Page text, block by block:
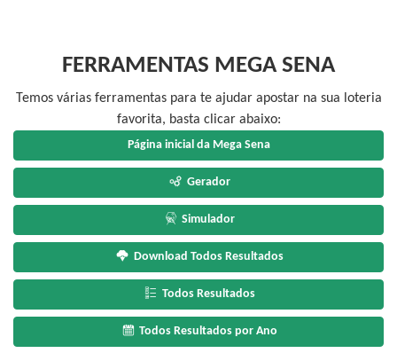
FERRAMENTAS MEGA SENA
Temos várias ferramentas para te ajudar apostar na sua loteria
favorita, basta clicar abaixo:
Página inicial da Mega Sena
Gerador
Simulador
Download Todos Resultados
Todos Resultados
Todos Resultados por Ano